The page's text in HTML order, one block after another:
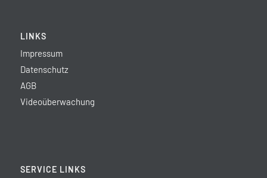
LINKS
Impressum
Datenschutz
AGB
Videoüberwachung
SERVICE LINKS